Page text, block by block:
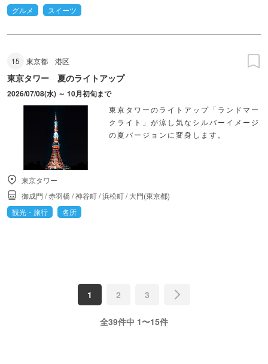
グルメ
スイーツ
15 東京都 港区
東京タワー 夏のライトアップ
2026/07/08(水) ～ 10月初旬まで
東京タワーのライトアップ「ランドマー
クライト」が涼し気なシルバーイメージ
の夏バージョンに変身します。
東京タワー
御成門 /赤羽橋/神谷町/浜松町/大門(東京都)
観光・旅行
名所
1 2 3
全39件中 1〜15件